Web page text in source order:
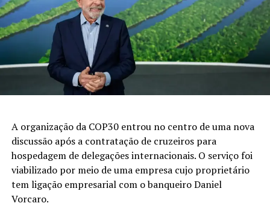
A organização da COP30 entrou no centro de uma nova
discussão após a contratação de cruzeiros para
hospedagem de delegações internacionais. O serviço foi
viabilizado por meio de uma empresa cujo proprietário
tem ligação empresarial com o banqueiro Daniel
Vorcaro.